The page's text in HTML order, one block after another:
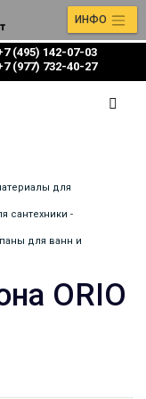
(495) 142-07-03
(977) 732-40-27
ИНФО
для
сантехники -
для ванн и
ORIO